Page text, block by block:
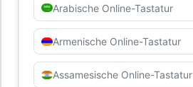
Arabische Online-Tastatur
Armenische Online-Tastatur
Assamesische Online-Tastatur